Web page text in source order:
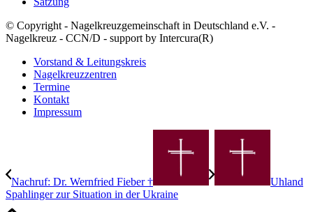
© Copyright - Nagelkreuzgemeinschaft in Deutschland e.V. -
Nagelkreuz - CCN/D - support by Intercura(R)
Vorstand & Leitungskreis
Nagelkreuzzentren
Termine
Kontakt
Impressum
Nachruf: Dr. Wernfried Fieber †
Uhland
Spahlinger zur Situation in der Ukraine